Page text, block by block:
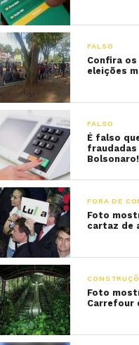
FALSO
Confira
eleições
FALSO
É falso
fraudadas
Bolsonaro!
FORA DE
Foto
cartaz de
Foto
Carrefour